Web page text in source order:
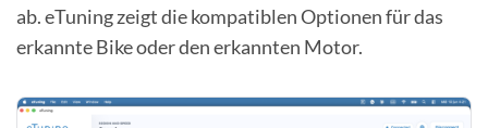
ab. eTuning zeigt die kompatiblen Optionen für das
erkannte Bike oder den erkannten Motor.